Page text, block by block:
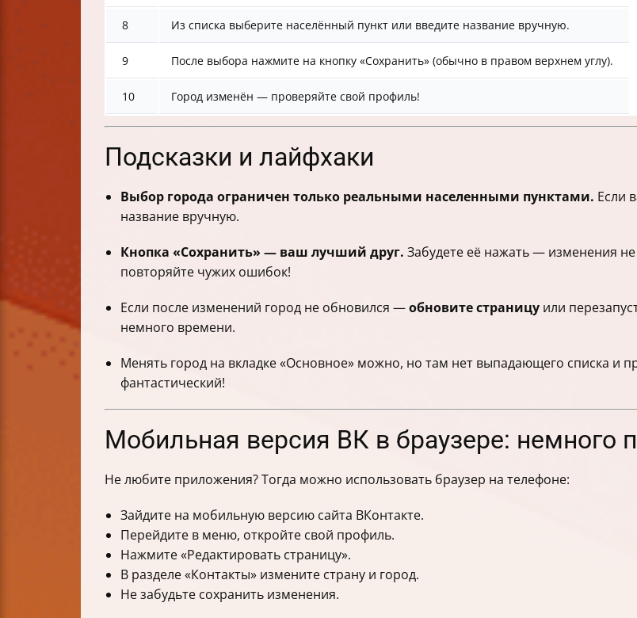
8 Из списка выберите населённый пункт или введите название вручную.
9 После выбора нажмите на кнопку «Сохранить» (обычно в правом верхнем углу).
10 Город изменён — проверяйте свой профиль!
Подсказки и лайфхаки
Выбор города ограничен только реальными населенными пунктами. Если
название вручную.
Кнопка «Сохранить» — ваш лучший друг. Забудете её нажать — изменения
повторяйте чужих ошибок!
Если после изменений город не обновился —обновите страницу или
немного времени.
Менять город на вкладке «Основное» можно, но там нет выпадающего списка и
фантастический!
Мобильная версия ВК в браузере: немного
Не любите приложения? Тогда можно использовать браузер на телефоне:
Зайдите на мобильную версию сайта ВКонтакте.
Перейдите в меню, откройте свой профиль.
Нажмите «Редактировать страницу».
В разделе «Контакты» измените страну и город.
Не забудьте сохранить изменения.